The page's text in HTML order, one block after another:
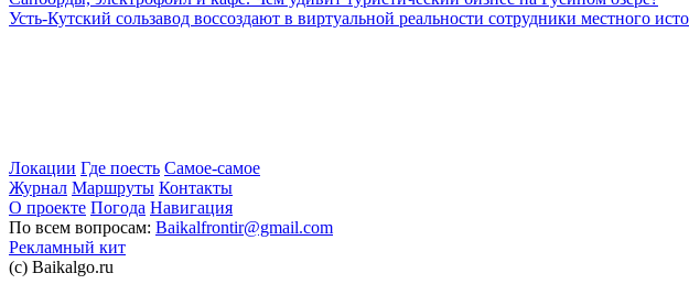
Усть-Кутский сользавод воссоздают в виртуальной реальности сотрудники местного
Локации Где поесть Самое-самое
Журнал Маршруты Контакты
О проекте Погода Навигация
По всем вопросам: Baikalfrontir@gmail.com
Рекламный кит
(с) Baikalgo.ru